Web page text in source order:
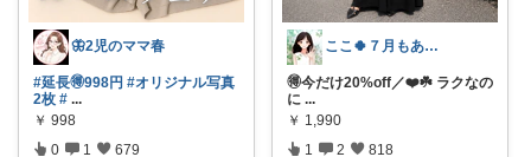
🦋2児のママ春
#延長🉐998円 #オリジナル写真
2枚 # ...
￥ 998
0 1 679
ここ🍀７月もありがとう🍀
🉐今だけ20%off／❤️☘️ ラクなの
に ...
￥ 1,990
1 2 818